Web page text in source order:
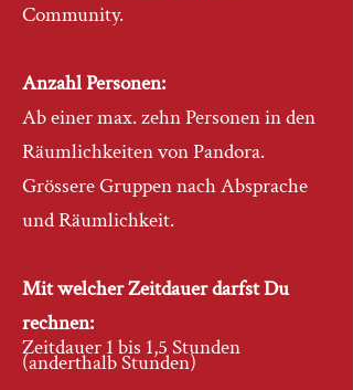
Community.
Anzahl Personen:
Ab einer max. zehn Personen in den
Räumlichkeiten von Pandora.
Grössere Gruppen nach Absprache
und Räumlichkeit.
Mit welcher Zeitdauer darfst Du
rechnen:
Zeitdauer 1 bis 1,5 Stunden
(anderthalb Stunden)